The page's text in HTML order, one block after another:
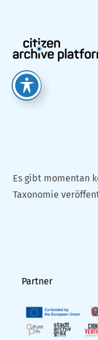
springen
Es gibt momentan
Taxonomie
Partner